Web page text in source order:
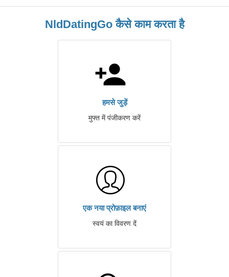
NldDatingGo कैसे काम करता है
हमसे जुड़ें
मुफ्त में पंजीकरण करें
एक नया प्रोफ़ाइल बनाएं
स्वयं का विवरण दें